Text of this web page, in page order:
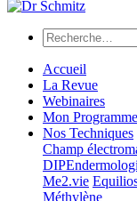
Accueil
La Revue
Webinaires
Mon Programme
Nos Techniques
Champ
DIP
Me2.vie
Méthylène